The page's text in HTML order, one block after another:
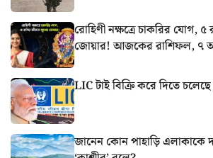
রোহিণী নক্ষত্রে চাকরির যোগ,
জোয়ার! আজকের রাশিফল, ৭
LIC টাই বিক্রি করে দিতে
জানেন কোন পাহাড়ি এলাকাকে